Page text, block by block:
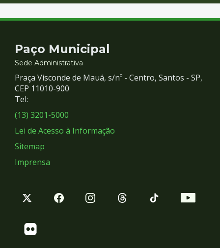
Contato
e
Redes
Sociais
Paço Municipal
Sede Administrativa
Praça Visconde de Mauá, s/nº - Centro, Santos - SP,
CEP 11010-900
Tel:
(13) 3201-5000
Lei de Acesso à Informação
Sitemap
Imprensa